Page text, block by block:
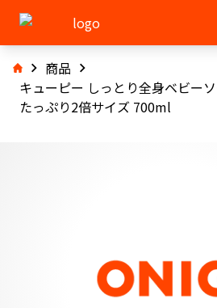
商品
キューピー しっとり全身ベビー
たっぷり2倍サイズ 700ml